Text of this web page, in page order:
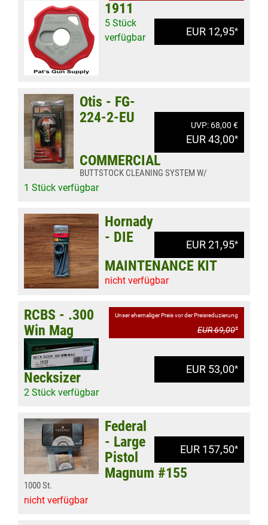
EUR 12,95*
1911
5 Stück
verfügbar
UVP: 68,00 €
EUR 43,00*
Otis - FG-
224-2-EU
COMMERCIAL
BUTTSTOCK CLEANING SYSTEM W/
1 Stück verfügbar
EUR 21,95*
Hornady
- DIE
MAINTENANCE KIT
nicht verfügbar
Unser ehemaliger Preis vor der Preisreduzierung
EUR 69,00*
EUR 53,00*
RCBS - .300
Win Mag
Necksizer
2 Stück verfügbar
EUR 157,50*
Federal
- Large
Pistol
Magnum #155
1000 St.
nicht verfügbar